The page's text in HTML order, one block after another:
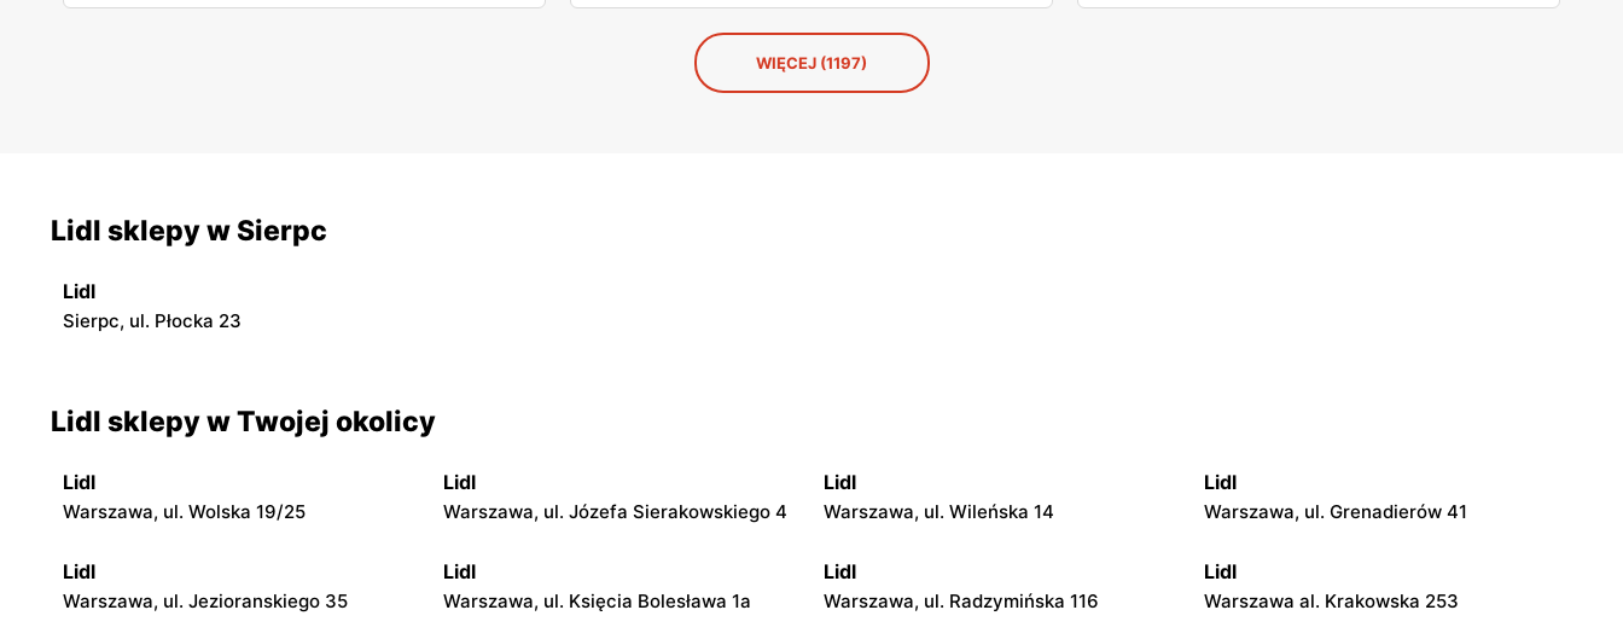
harmonogram puścił w świat, więc można to sobie
i szuka czegoś ciekawszego niż standardowa czekolada z
kiosku. No i trudno się dziwić.
właśnie na nie warto polować — szczególnie teraz, trzy
WIĘCEJ (1197)
Lidl sklepy w Sierpc
Lidl
Sierpc, ul. Płocka 23
Lidl sklepy w Twojej okolicy
Lidl
Warszawa, ul. Wolska 19/25
Lidl
Warszawa, ul. Józefa Sierakowskiego 4
Lidl
Warszawa, ul. Wileńska 14
Lidl
Warszawa, ul. Grenadierów 41
Lidl
Warszawa, ul. Jezioranskiego 35
Lidl
Warszawa, ul. Księcia Bolesława 1a
Lidl
Warszawa, ul. Radzymińska 116
Lidl
Warszawa al. Krakowska 253